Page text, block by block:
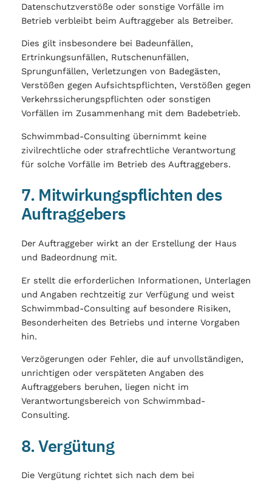
Datenschutzverstöße oder sonstige Vorfälle im
Betrieb verbleibt beim Auftraggeber als Betreiber.
Dies gilt insbesondere bei Badeunfällen,
Ertrinkungsunfällen, Rutschenunfällen,
Sprungunfällen, Verletzungen von Badegästen,
Verstößen gegen Aufsichtspflichten, Verstößen gegen
Verkehrssicherungspflichten oder sonstigen
Vorfällen im Zusammenhang mit dem Badebetrieb.
Schwimmbad-Consulting übernimmt keine
zivilrechtliche oder strafrechtliche Verantwortung
für solche Vorfälle im Betrieb des Auftraggebers.
7. Mitwirkungspflichten des
Auftraggebers
Der Auftraggeber wirkt an der Erstellung der Haus
und Badeordnung mit.
Er stellt die erforderlichen Informationen, Unterlagen
und Angaben rechtzeitig zur Verfügung und weist
Schwimmbad-Consulting auf besondere Risiken,
Besonderheiten des Betriebs und interne Vorgaben
hin.
Verzögerungen oder Fehler, die auf unvollständigen,
unrichtigen oder verspäteten Angaben des
Auftraggebers beruhen, liegen nicht im
Verantwortungsbereich von Schwimmbad-
Consulting.
8. Vergütung
Die Vergütung richtet sich nach dem bei